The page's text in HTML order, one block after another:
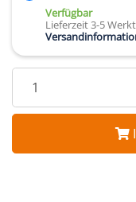
Verfügbar
Lieferzeit 3-5